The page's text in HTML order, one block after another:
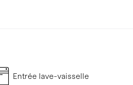
Entrée lave-vaisselle